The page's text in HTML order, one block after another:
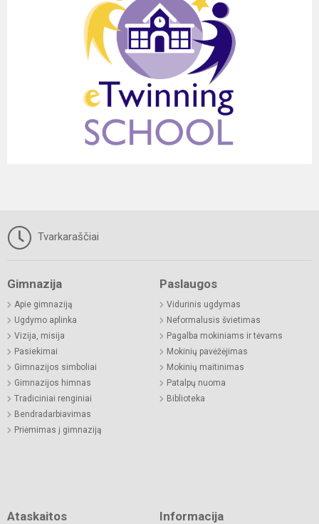
Tvarkaraščiai
Gimnazija
Apie gimnaziją
Ugdymo aplinka
Vizija, misija
Pasiekimai
Gimnazijos simboliai
Gimnazijos himnas
Tradiciniai renginiai
Bendradarbiavimas
Priėmimas į gimnaziją
Paslaugos
Vidurinis ugdymas
Neformalusis švietimas
Pagalba mokiniams ir tėvams
Mokinių pavėžėjimas
Mokinių maitinimas
Patalpų nuoma
Biblioteka
Ataskaitos Informacija